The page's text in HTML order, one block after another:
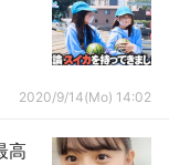
2020/9/14(Mo) 14:02
高